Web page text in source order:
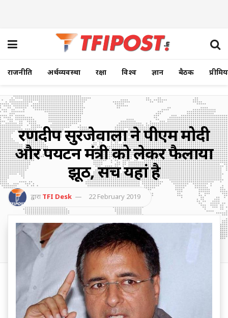
राजनीति अर्थव्यवस्था रक्षा विश्व ज्ञान बैठक
रणदीप सुरजेवाला ने पीएम मोदी
और पर्यटन मंत्री को लेकर फैलाया
झूठ, सच यहां है
द्वारा TFI Desk 22 February 2019